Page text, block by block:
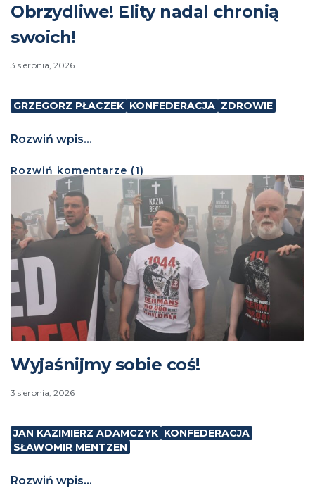
Obrzydliwe! Elity nadal chronią
swoich!
3 sierpnia, 2026
GRZEGORZ PŁACZEK KONFEDERACJA ZDROWIE
Rozwiń wpis...
Rozwiń komentarze (1)
Wyjaśnijmy sobie coś!
3 sierpnia, 2026
JAN KAZIMIERZ ADAMCZYK KONFEDERACJA
SŁAWOMIR MENTZEN
Rozwiń wpis...